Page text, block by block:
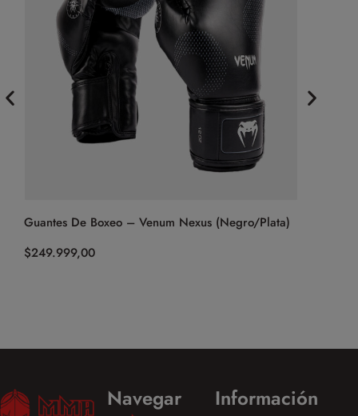
Guantes De Boxeo – Venum Nexus (Negro/Plata)
$249.999,00
Navegar Información